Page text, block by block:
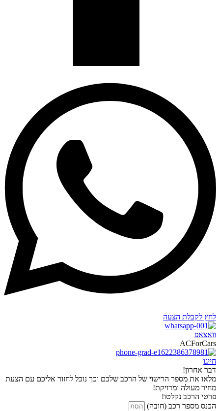
לחץ לקבלת הצעה
וואצאפ
ACForCars
חייגו
דבר אחרון!
מלאו את מספר הרישוי של הרכב שלכם וכך נוכל לחזור אליכם עם הצעת
מחיר מעולה ומדויקת!
פרטי הרכב נקלטו!
הכנס מספר רכב (חובה)